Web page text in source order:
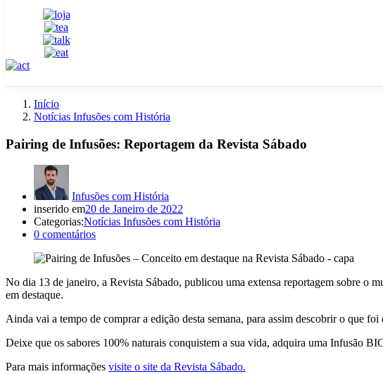
Início
Notícias Infusões com História
Pairing de Infusões: Reportagem da Revista Sábado
Infusões com História
inserido em20 de Janeiro de 2022
Categorias:Notícias Infusões com História
0 comentários
No dia 13 de janeiro, a Revista Sábado, publicou uma extensa reportagem sobre o
em destaque.
Ainda vai a tempo de comprar a edição desta semana, para assim descobrir o que
Deixe que os sabores 100% naturais conquistem a sua vida, adquira uma Infusão
Para mais informações visite o site da Revista Sábado.